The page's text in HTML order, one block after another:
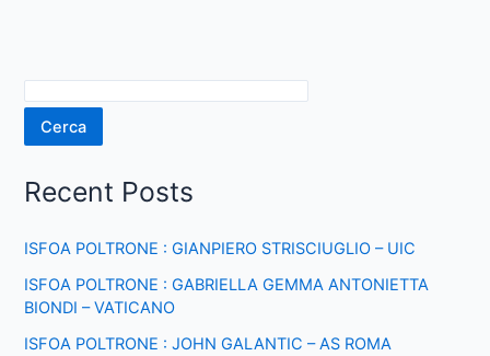
Cerca
Recent Posts
ISFOA POLTRONE : GIANPIERO STRISCIUGLIO – UIC
ISFOA POLTRONE : GABRIELLA GEMMA ANTONIETTA
BIONDI – VATICANO
ISFOA POLTRONE : JOHN GALANTIC – AS ROMA